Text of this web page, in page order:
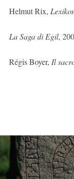
Helmut Rix,
La Saga di Egil,
RégisBoyer, Il